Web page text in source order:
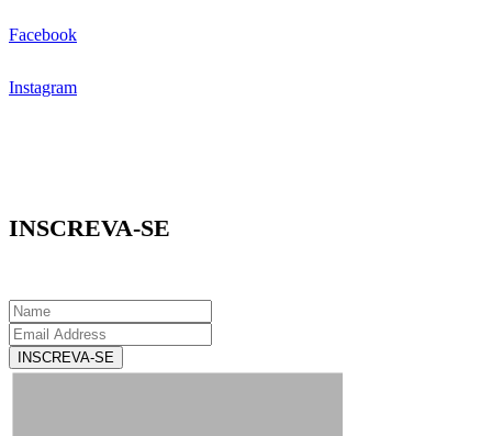
Facebook
Instagram
INSCREVA-SE
INSCREVA-SE